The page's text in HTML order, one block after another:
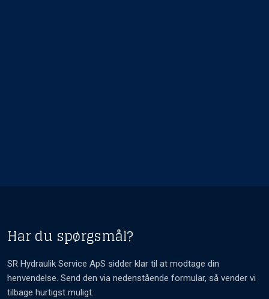
Har du spørgsmål?
SR Hydraulik Service ApS sidder klar til at modtage din
henvendelse. Send den via nedenstående formular, så vender vi
tilbage hurtigst muligt.